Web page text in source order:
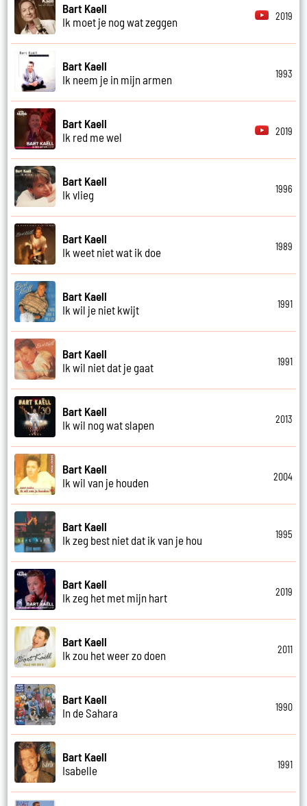
Bart Kaell
Ik moet je nog wat zeggen
2019
Bart Kaell
Ik neem je in mijn armen
1993
Bart Kaell
Ik red me wel
2019
Bart Kaell
Ik vlieg
1996
Bart Kaell
Ik weet niet wat ik doe
1989
Bart Kaell
Ik wil je niet kwijt
1991
Bart Kaell
Ik wil niet dat je gaat
1991
Bart Kaell
Ik wil nog wat slapen
2013
Bart Kaell
Ik wil van je houden
2004
Bart Kaell
Ik zeg best niet dat ik van je hou
1995
Bart Kaell
Ik zeg het met mijn hart
2019
Bart Kaell
Ik zou het weer zo doen
2011
Bart Kaell
In de Sahara
1990
Bart Kaell
Isabelle
1991